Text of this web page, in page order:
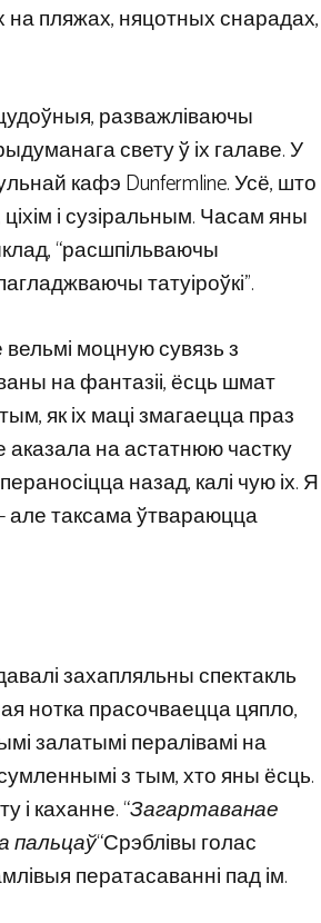
на пляжах, няцотных снарадах,
разважліваючы
свету ў іх галаве. У
кафэ Dunfermline. Усё, што
і сузіральным. Часам яны
“расшпільваючы
татуіроўкі”.
моцную сувязь з
на фантазіі, ёсць шмат
як іх маці змагаецца праз
аказала на астатнюю частку
назад, калі чую іх. Я
але таксама ўтвараюцца
захапляльны спектакль
нотка прасочваецца цяпло,
залатымі пералівамі на
з тым, хто яны ёсць.
і каханне. “Загартаванае
пальцаў“Срэблівы голас
ператасаванні пад ім.